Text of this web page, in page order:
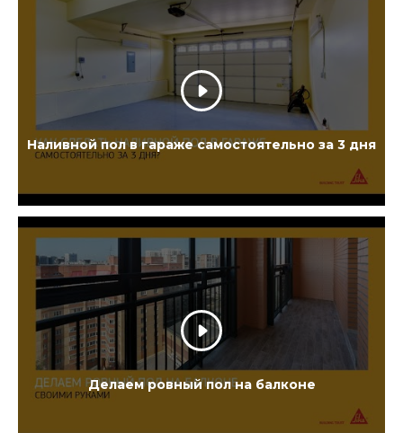
Наливной пол в гараже самостоятельно за 3 дня
Делаем ровный пол на балконе